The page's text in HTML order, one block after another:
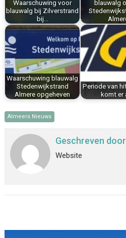
t
Waarschuwing voor
blauwalg bij Zilverstrand
bij…
blauwalg
Waarschuwing blauwalg
Stedenwijkstrand
Almere opgeheven
​​Periode van
komt er
Almeers Nieuws
Geschreven door
Website